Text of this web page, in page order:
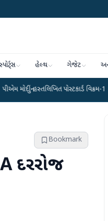
હેલ્થ ગેજેટ
પોસ્ટકાર્ડ વિક્રમ-1 રોકેટમાં
Bookmark
દરરોજ